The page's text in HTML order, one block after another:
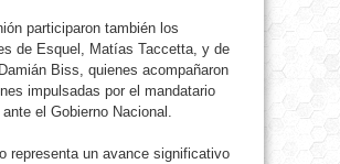
participaron también los
de Esquel, Matías Taccetta, y de
Biss, quienes acompañaron
impulsadas por el mandatario
el Gobierno Nacional.
representa un avance significativo